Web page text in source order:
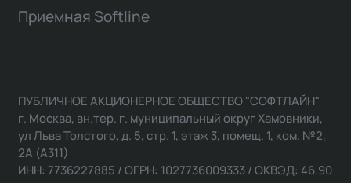
Приемная Softline
ПУБЛИЧНОЕ АКЦИОНЕРНОЕ ОБЩЕСТВО "СОФТЛАЙН"
г. Москва, вн.тер. г. муниципальный округ Хамовники,
ул Льва Толстого, д. 5, стр. 1, этаж 3, помещ. 1, ком. №2,
2А (А311)
ИНН: 7736227885 / ОГРН: 1027736009333 / ОКВЭД: 46.90